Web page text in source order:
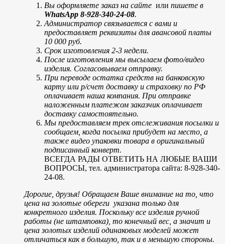
Вы оформляете заказ на сайте или пишете в
WhatsApp 8-928-340-24-08.
Администратор связывается с вами и
предоставляет реквизиты для авансовой платы
10 000 руб.
Срок изготовления 2-3 недели.
После изготовления мы высылаем фото/видео
изделия. Согласовываем отправку.
При переводе остатка средств на банковскую
карту или р/счет доставку и страховку по РФ
оплачивает наша компания. При отправке
наложенным платежом заказчик оплачивает
доставку самостоятельно.
Мы предоставляем трек отслеживания посылки и
сообщаем, когда посылка прибудет на место, а
также видео упаковки товара в оригинальный
подписанный конверт.
ВСЕГДА РАДЫ ОТВЕТИТЬ НА ЛЮБЫЕ ВАШИ
ВОПРОСЫ, тел. администратора сайта: 8-928-340-
24-08.
Дорогие, друзья! Обращаем Ваше внимание на то, что
цена на золотые обереги указана только для
конкретного изделия. Поскольку все изделия ручной
работы (не штамповка), то конечный вес, а значит и
цена золотых изделий одинаковых моделей может
отличаться как в большую, так и в меньшую стороны.